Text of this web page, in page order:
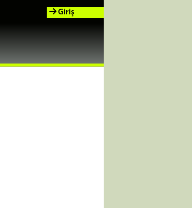
Giriş